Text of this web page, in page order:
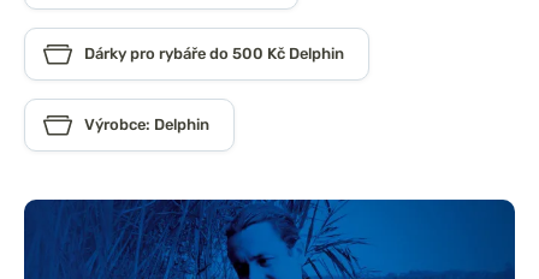
Dárky pro rybáře do 500 Kč Delphin
Výrobce: Delphin